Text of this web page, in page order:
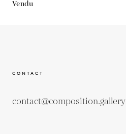
Vendu
CONTACT
contact@composition.gallery